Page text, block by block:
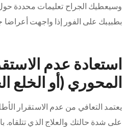
وسيعطيك الجراح تعليمات محددة
بطبيبك على الفور إذا واجهت أعراضا
استعادة عدم
المحوري (أو الخلع
يعتمد التعافي من عدم الاستقرار
على شدة حالتك والعلاج الذي تتلقاه.